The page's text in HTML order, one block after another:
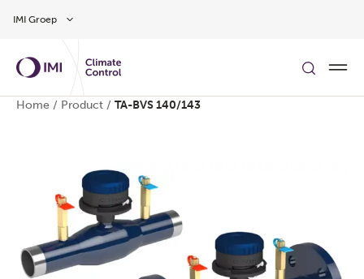
IMI Groep
Home / Product / TA-BVS 140/143